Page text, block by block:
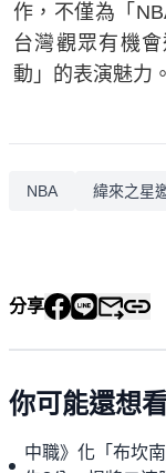
作，不僅為「
台灣觀眾有機
動」的表演魅力。
NBA 緯來之星
分享
你可能還想
中職》化「布坎